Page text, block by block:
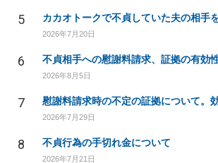
5 カカオトークで不貞していた夫の相手
2026年7月20日
6 不貞相手への慰謝料請求、証拠の有効
2026年8月5日
7
2026年7月29日
8 不貞行為の手切れ金について
2026年7月21日